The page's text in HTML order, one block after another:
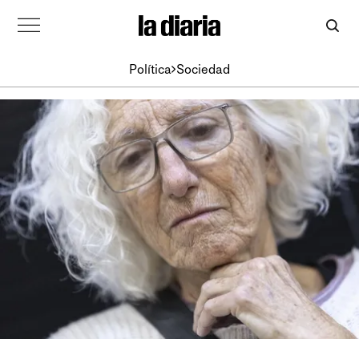
Política Sociedad